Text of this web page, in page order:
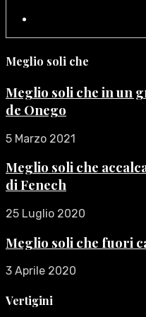
Meglio soli che
Meglio soli che in un
de Onego
5 Marzo 2021
Meglio soli che
di Fenech
25 Luglio 2020
Meglio soli che fuori
3 Aprile 2020
Vertigini